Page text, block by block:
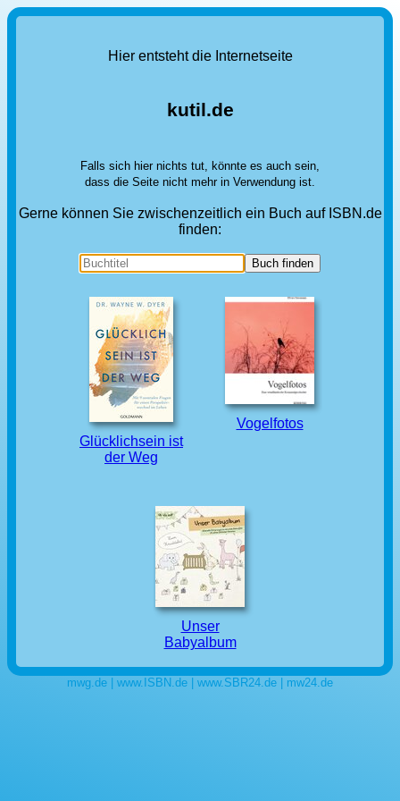
Hier entsteht die Internetseite
kutil.de
Falls sich hier nichts tut, könnte es auch sein,
dass die Seite nicht mehr in Verwendung ist.
Gerne können Sie zwischenzeitlich ein Buch auf ISBN.de
finden:
Glücklichsein ist
der Weg
Vogelfotos
Unser
Babyalbum
mwg.de | www.ISBN.de | www.SBR24.de | mw24.de